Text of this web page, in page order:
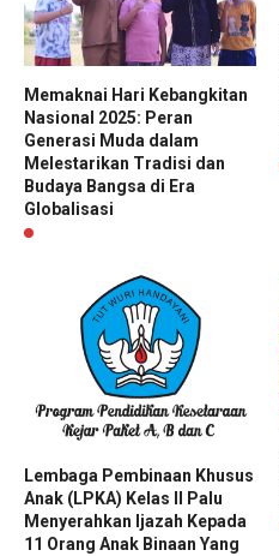
Memaknai Hari Kebangkitan
Nasional 2025: Peran
Generasi Muda dalam
Melestarikan Tradisi dan
Budaya Bangsa di Era
Globalisasi
Lembaga Pembinaan Khusus
Anak (LPKA) Kelas II Palu
Menyerahkan Ijazah Kepada
11 Orang Anak Binaan Yang